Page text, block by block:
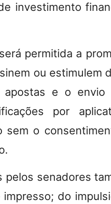
investimento
permitida a
ou estimulem
e o envio
por
sem o
pelos senadores
do